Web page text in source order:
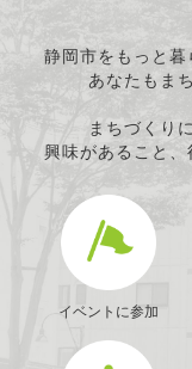
静岡市をもっと
あなたもま
まちづくり
興味があること、
イベントに参加